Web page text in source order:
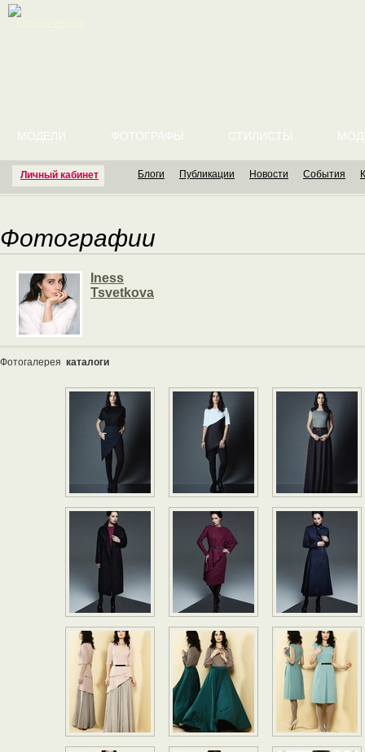
Личный кабинет
МОДЕЛИ ФОТОГРАФЫ СТИЛИСТЫ
Блоги Публикации Новости События
Фотографии
Iness
Tsvetkova
Фотогалерея каталоги